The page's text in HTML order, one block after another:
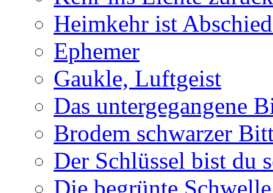
Heimkehr ist
Ephemer
Gaukle, Luftgeist
Das untergegangene
Brodem schwarzer
Der Schlüssel bist du